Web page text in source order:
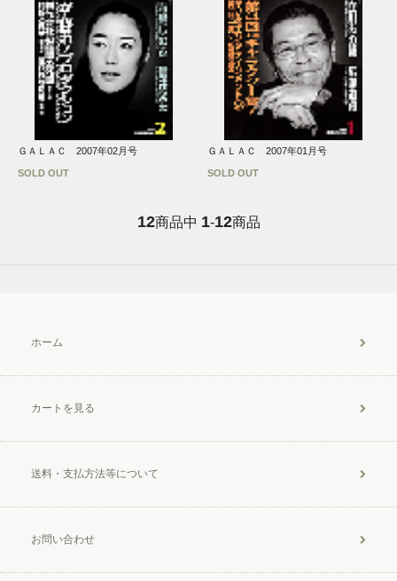
ＧＡＬＡＣ 2007年02月号
SOLD OUT
ＧＡＬＡＣ 2007年01月号
SOLD OUT
12商品中 1-12商品
ホーム
カートを見る
送料・支払方法等について
お問い合わせ